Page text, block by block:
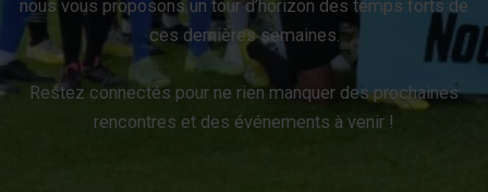
nous vous proposons un tour d’horizon des temps forts de
ces dernières semaines.
Restez connectés pour ne rien manquer des prochaines
rencontres et des événements à venir !